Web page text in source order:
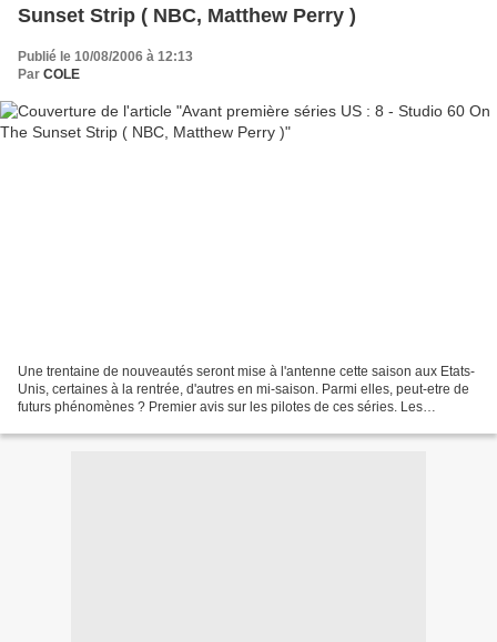
Sunset Strip ( NBC, Matthew Perry )
Publié le 10/08/2006 à 12:13
Par COLE
Une trentaine de nouveautés seront mise à l'antenne cette saison aux Etats-
Unis, certaines à la rentrée, d'autres en mi-saison. Parmi elles, peut-etre de
futurs phénomènes ? Premier avis sur les pilotes de ces séries. Les